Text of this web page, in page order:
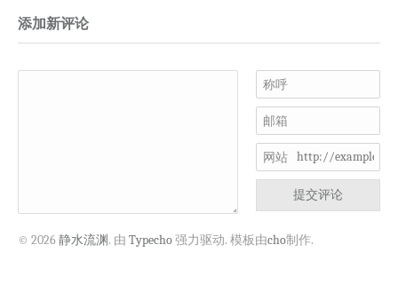
添加新评论
称呼
邮箱
网站
提交评论
© 2026 静水流渊. 由 Typecho强力驱动. 模板由cho制作.